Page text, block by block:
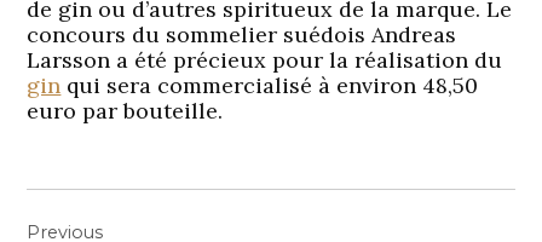
de gin ou d’autres spiritueux de la marque. Le
concours du sommelier suédois Andreas
Larsson a été précieux pour la réalisation du
gin qui sera commercialisé à environ 48,50
euro par bouteille.
Previous